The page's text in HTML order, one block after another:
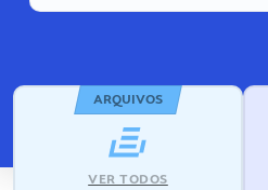
ARQUIVOS
VER TODOS